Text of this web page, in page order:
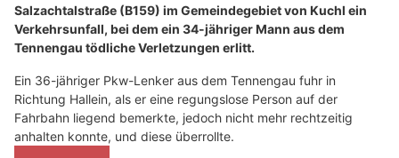
Salzachtalstraße (B159) im Gemeindegebiet von Kuchl ein
Verkehrsunfall, bei dem ein 34-jähriger Mann aus dem
Tennengau tödliche Verletzungen erlitt.
Ein 36-jähriger Pkw-Lenker aus dem Tennengau fuhr in
Richtung Hallein, als er eine regungslose Person auf der
Fahrbahn liegend bemerkte, jedoch nicht mehr rechtzeitig
anhalten konnte, und diese überrollte.